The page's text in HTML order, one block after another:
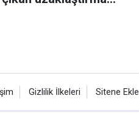
Gizlilik İlkeleri Sitene Ekle